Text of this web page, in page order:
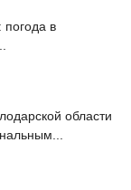
в
области